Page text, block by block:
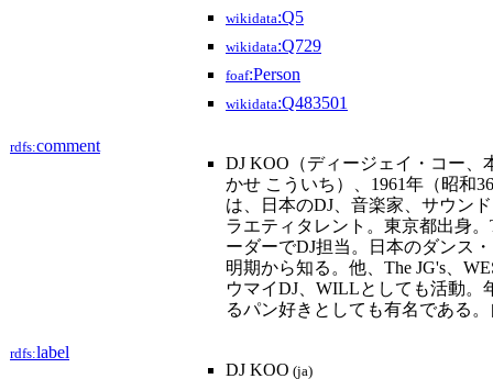
wikidata:Q5
wikidata:Q729
foaf:Person
wikidata:Q483501
rdfs:comment
DJ KOO（ディージェイ・コー、
かせ こういち）、1961年（昭和
は、日本のDJ、音楽家、サウン
ラエティタレント。東京都出身
ーダーでDJ担当。日本のダンス
明期から知る。他、The JG's、
ウマイDJ、WILLとしても活動。
るパン好きとしても有名である
rdfs:label
DJ KOO (ja)